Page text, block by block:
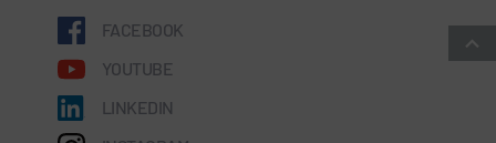
FACEBOOK
YOUTUBE
LINKEDIN